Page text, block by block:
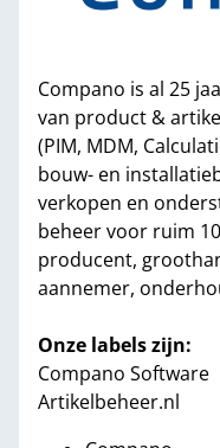
Compano is al 25
van product &
(PIM, MDM,
bouw- en
verkopen en
beheer voor ruim
producent,
aannemer,
Onze labels zijn:
Compano Software
Artikelbeheer.nl